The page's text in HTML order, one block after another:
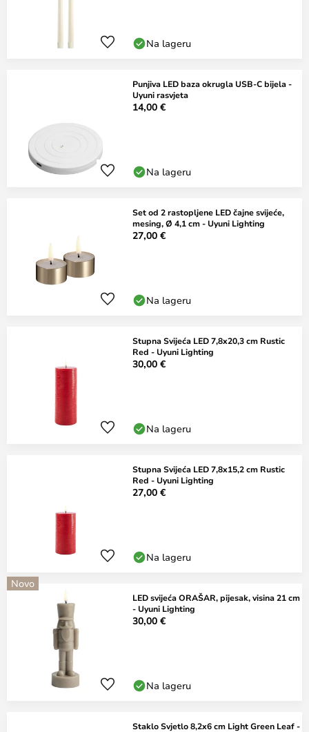
Na lageru
Punjiva LED baza okrugla USB-C bijela -
Uyuni rasvjeta
14,00 €
Na lageru
Set od 2 rastopljene LED čajne svijeće,
mesing, Ø 4,1 cm - Uyuni Lighting
27,00 €
Na lageru
Stupna Svijeća LED 7,8x20,3 cm Rustic
Red - Uyuni Lighting
30,00 €
Na lageru
Stupna Svijeća LED 7,8x15,2 cm Rustic
Red - Uyuni Lighting
27,00 €
Na lageru
Novo
LED svijeća ORAŠAR, pijesak, visina 21 cm
- Uyuni Lighting
30,00 €
Na lageru
Staklo Svjetlo 8,2x6 cm Light Green Leaf -